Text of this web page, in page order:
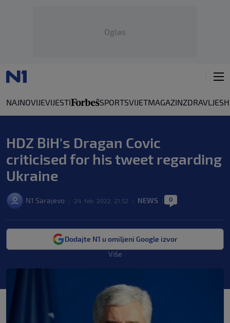
Oglas
NAJNOVIJEVIJESTI SPORTSVIJETMAGAZINZDRAVLJE
HDZ BiH's Dragan Covic
criticised for his tweet regarding
Ukraine
N1 Sarajevo 24. feb. 2022. 21:52 NEWS 0
Dodajte N1 u omiljeni Google izvor
Više